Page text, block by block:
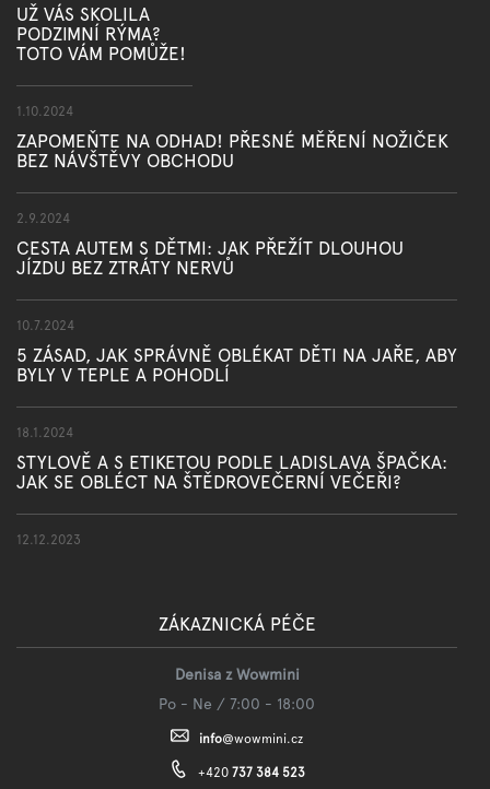
UŽ VÁS SKOLILA
PODZIMNÍ RÝMA?
TOTO VÁM POMŮŽE!
1.10.2024
ZAPOMEŇTE NA ODHAD! PŘESNÉ MĚŘENÍ NOŽIČEK
BEZ NÁVŠTĚVY OBCHODU
2.9.2024
CESTA AUTEM S DĚTMI: JAK PŘEŽÍT DLOUHOU
JÍZDU BEZ ZTRÁTY NERVŮ
10.7.2024
5 ZÁSAD, JAK SPRÁVNĚ OBLÉKAT DĚTI NA JAŘE, ABY
BYLY V TEPLE A POHODLÍ
18.1.2024
STYLOVĚ A S ETIKETOU PODLE LADISLAVA ŠPAČKA:
JAK SE OBLÉCT NA ŠTĚDROVEČERNÍ VEČEŘI?
12.12.2023
ZÁKAZNICKÁ PÉČE
Denisa z Wowmini
Po - Ne / 7:00 - 18:00
info@wowmini.cz
+420 737 384 523